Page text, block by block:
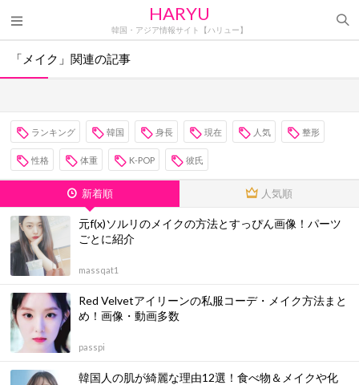
HARYU
韓国・アジア情報サイト【ハリュー】
「メイク」関連の記事
ランキング 韓国 身長 現在 人気 整形
性格 体重 K-POP 彼氏
新着順 人気順
元f(x)ソルリのメイクの方法とすっぴん画像！パーツ
ごとに紹介
massqat1
Red Velvetアイリーンの私服コーデ・メイク方法まと
め！画像・動画多数
passpi
韓国人の肌が綺麗な理由12選！食べ物＆メイクや化